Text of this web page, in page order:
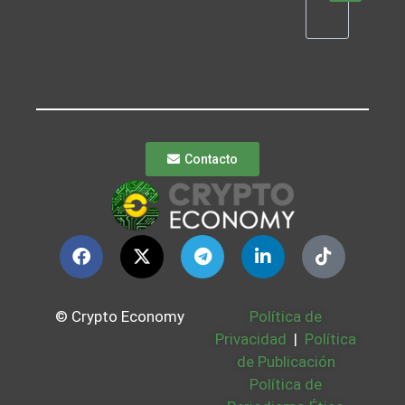
Contacto
© Crypto Economy
Política de
Privacidad | Política
de Publicación
Política de